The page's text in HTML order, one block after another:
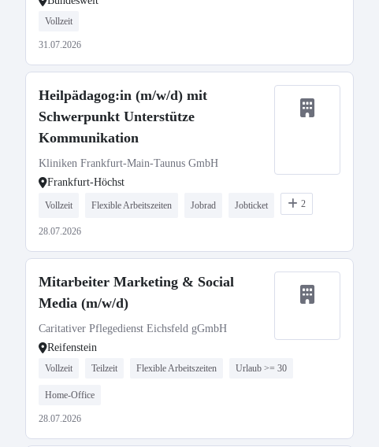
Vollzeit
31.07.2026
Heilpädagog:in (m/w/d) mit
Schwerpunkt Unterstütze
Kommunikation
Kliniken Frankfurt-Main-Taunus GmbH
Frankfurt-Höchst
Vollzeit Flexible Arbeitszeiten Jobrad Jobticket 2
28.07.2026
Mitarbeiter Marketing & Social
Media (m/w/d)
Caritativer Pflegedienst Eichsfeld gGmbH
Reifenstein
Vollzeit Teilzeit Flexible Arbeitszeiten Urlaub >= 30
Home-Office
28.07.2026